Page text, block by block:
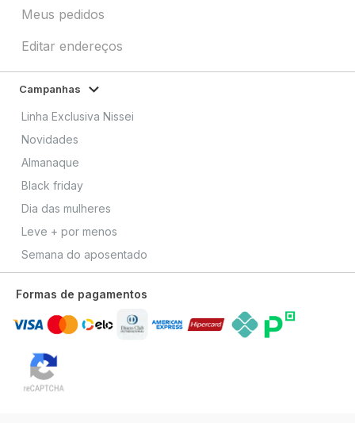
Meus pedidos
Editar endereços
Campanhas
Linha Exclusiva Nissei
Novidades
Almanaque
Black friday
Dia das mulheres
Leve + por menos
Semana do aposentado
Formas de pagamentos